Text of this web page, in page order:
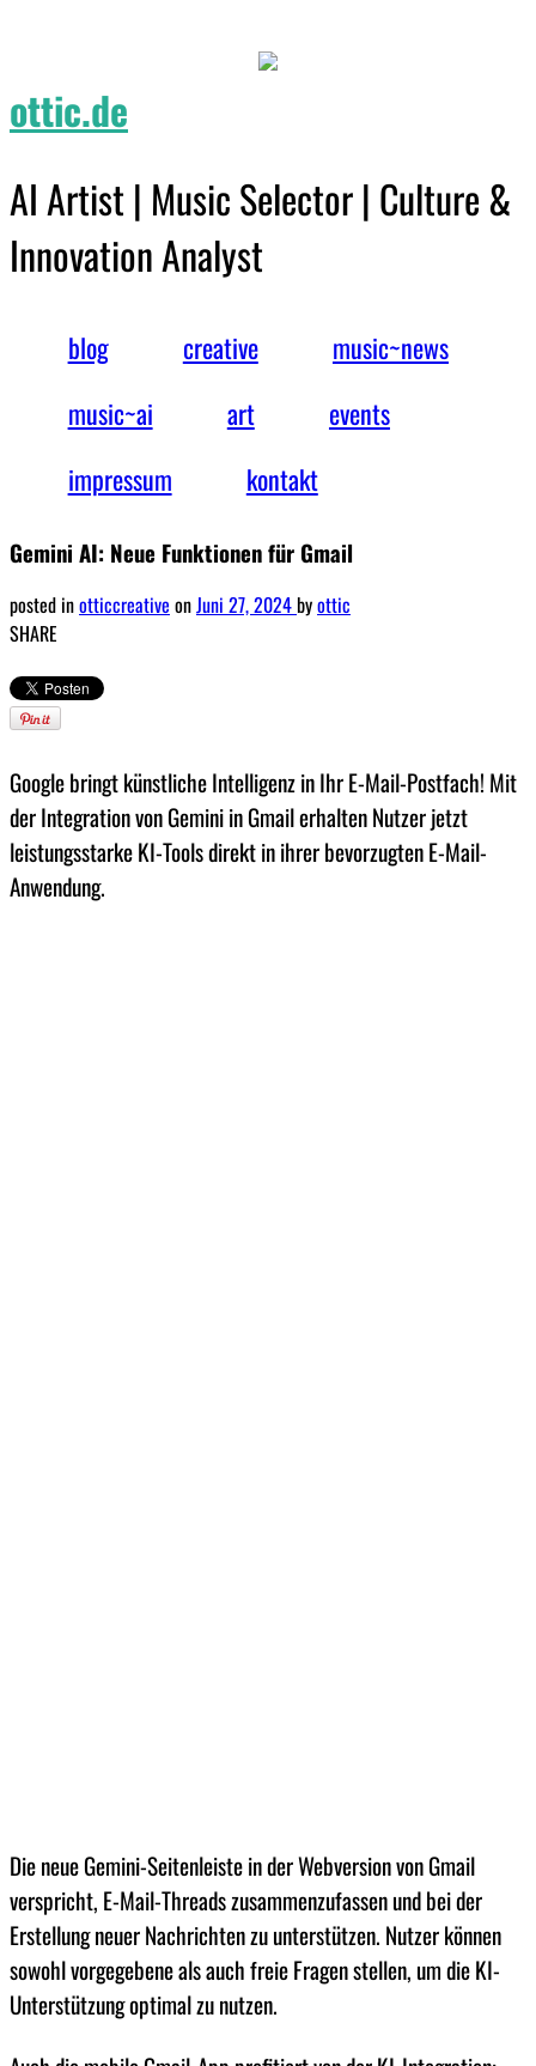
ottic.de
AI Artist | Music Selector | Culture &
Innovation Analyst
blog creative
music~news
music~ai
art
events
impressum
kontakt
Gemini AI: Neue Funktionen für Gmail
posted inotticcreative onJuni 27, 2024byottic
SHARE
Google bringt künstliche Intelligenz in Ihr E-Mail-Postfach! Mit
der Integration von Gemini in Gmail erhalten Nutzer jetzt
leistungsstarke KI-Tools direkt in ihrer bevorzugten E-Mail-
Anwendung.
Die neue Gemini-Seitenleiste in der Webversion von Gmail
verspricht, E-Mail-Threads zusammenzufassen und bei der
Erstellung neuer Nachrichten zu unterstützen. Nutzer können
sowohl vorgegebene als auch freie Fragen stellen, um die KI-
Unterstützung optimal zu nutzen.